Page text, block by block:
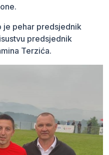
je pehar predsjednik
predsjednik
Terzića.